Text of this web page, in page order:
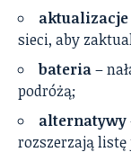
aktualizacje
sieci, aby
bateria–
podróżą;
alternatywy
rozszerzają